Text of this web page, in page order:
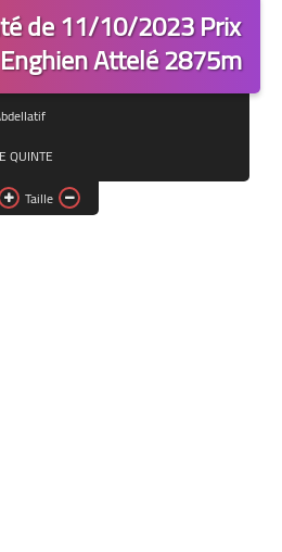
de 11/10/2023 Prix
Attelé 2875m
QUINTE
Taille